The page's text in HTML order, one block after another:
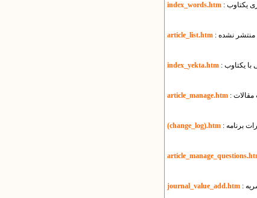
index_words.htm یکتاوب
article_list.htm منتشر نشده
index_yekta.htm با یکتاوب
article_manage.htm
(change_log).htm برنامه
journal_value_add.htm